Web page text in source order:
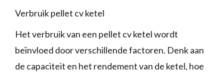
Verbruik pellet cv ketel
Het verbruik van een pellet cv ketel wordt
beïnvloed door verschillende factoren. Denk aan
de capaciteit en het rendement van de ketel, hoe